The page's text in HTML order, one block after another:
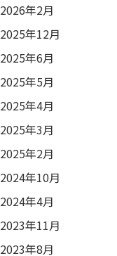
2026年2月
2025年12月
2025年6月
2025年5月
2025年4月
2025年3月
2025年2月
2024年10月
2024年4月
2023年11月
2023年8月